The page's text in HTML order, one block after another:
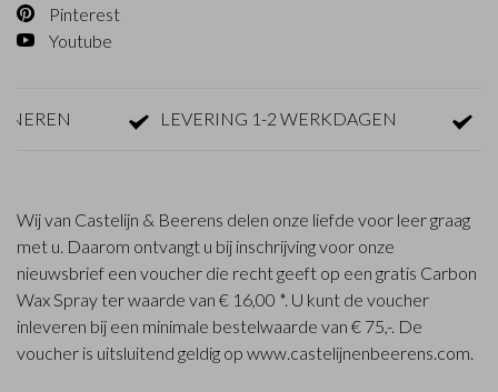
Pinterest
Youtube
LEVERING 1-2 WERKDAGEN
Wij van Castelijn & Beerens delen onze liefde voor leer graag
met u. Daarom ontvangt u bij inschrijving voor onze
nieuwsbrief een voucher die recht geeft op een gratis Carbon
Wax Spray ter waarde van € 16,00 *. U kunt de voucher
inleveren bij een minimale bestelwaarde van € 75,-. De
voucher is uitsluitend geldig op www.castelijnenbeerens.com.